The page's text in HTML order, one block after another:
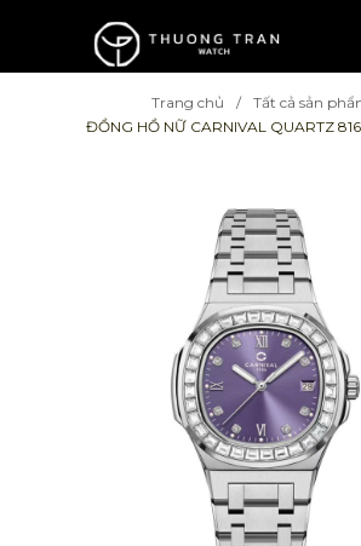
Trang chủ
Tất cả sản
ĐỒNG HỒ NỮ CARNIVAL QUARTZ